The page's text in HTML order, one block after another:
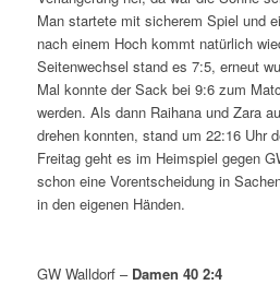
Man startete mit sicherem Spiel und
nach einem Hoch kommt natürlich
Seitenwechsel stand es 7:5, erneut
Mal konnte der Sack bei 9:6 zum
werden. Als dann Raihana und Zara
drehen konnten, stand um 22:16 Uhr
Freitag geht es im Heimspiel gegen
schon eine Vorentscheidung in
in den eigenen Händen.
GW Walldorf – Damen 40 2:4